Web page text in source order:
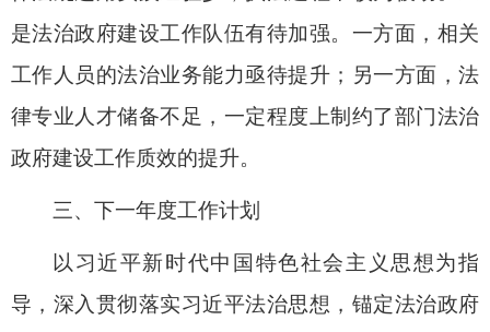
是法治政府建设工作队伍有待加强。一方面，相关
工作人员的法治业务能力亟待提升；另一方面，法
律专业人才储备不足，一定程度上制约了部门法治
政府建设工作质效的提升。
三、下一年度工作计划
以习近平新时代中国特色社会主义思想为指
导，深入贯彻落实习近平法治思想，锚定法治政府